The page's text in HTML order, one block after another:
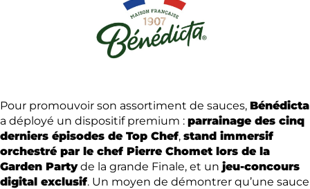
Pour promouvoir son assortiment de sauces, Bénédicta
a déployé un dispositif premium : parrainage des cinq
derniers épisodes de Top Chef, stand immersif
orchestré par le chef Pierre Chomet lors de la
Garden Partyde la grande Finale, et un jeu-concours
digital exclusif. Un moyen de démontrer qu’une sauce